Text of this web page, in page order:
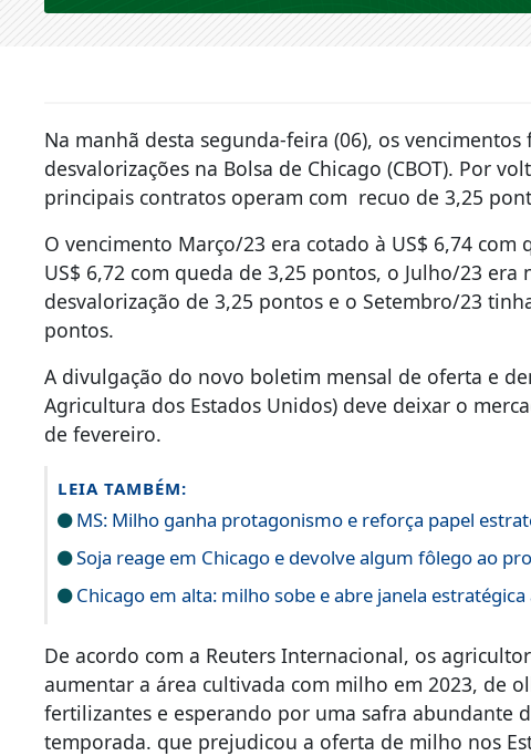
Na manhã desta segunda-feira (06), os
desvalorizações na Bolsa de Chicago (CBOT). Por
principais contratos operam com recuo de 3,25
O vencimento Março/23 era cotado à US$ 6,74
US$ 6,72 com queda de 3,25 pontos, o Julho/23 era
desvalorização de 3,25 pontos e o Setembro/23
pontos.
A divulgação do novo boletim mensal de oferta e
Agricultura dos Estados Unidos) deve deixar o
de fevereiro.
LEIA TAMBÉM:
MS: Milho ganha protagonismo e reforça papel
Soja reage em Chicago e devolve algum fôlego ao
Chicago em alta: milho sobe e abre janela
De acordo com a Reuters Internacional, os
aumentar a área cultivada com milho em 2023, de
fertilizantes e esperando por uma safra abundante
temporada. que prejudicou a oferta de milho nos